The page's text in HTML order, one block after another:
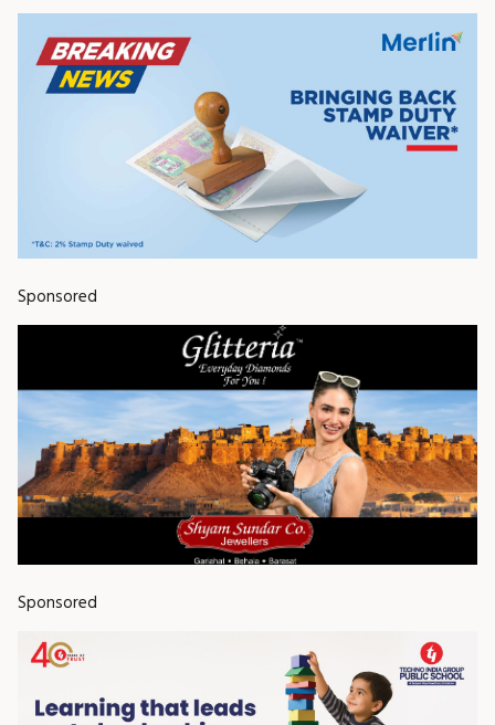
Sponsored
Sponsored